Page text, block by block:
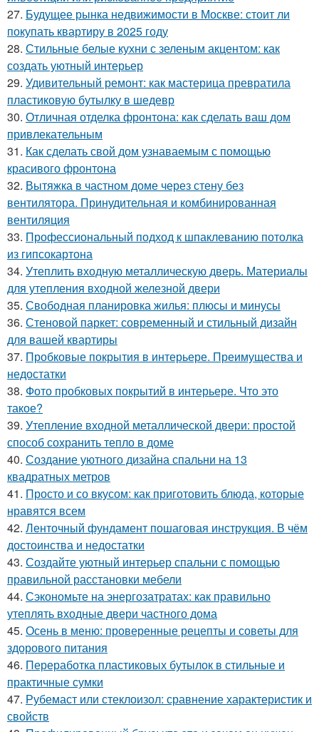
27. Будущее рынка недвижимости в Москве: стоит ли
покупать квартиру в 2025 году
28. Стильные белые кухни с зеленым акцентом: как
создать уютный интерьер
29. Удивительный ремонт: как мастерица превратила
пластиковую бутылку в шедевр
30. Отличная отделка фронтона: как сделать ваш дом
привлекательным
31. Как сделать свой дом узнаваемым с помощью
красивого фронтона
32. Вытяжка в частном доме через стену без
вентилятора. Принудительная и комбинированная
вентиляция
33. Профессиональный подход к шпаклеванию потолка
из гипсокартона
34. Утеплить входную металлическую дверь. Материалы
для утепления входной железной двери
35. Свободная планировка жилья: плюсы и минусы
36. Стеновой паркет: современный и стильный дизайн
для вашей квартиры
37. Пробковые покрытия в интерьере. Преимущества и
недостатки
38. Фото пробковых покрытий в интерьере. Что это
такое?
39. Утепление входной металлической двери: простой
способ сохранить тепло в доме
40. Создание уютного дизайна спальни на 13
квадратных метров
41. Просто и со вкусом: как приготовить блюда, которые
нравятся всем
42. Ленточный фундамент пошаговая инструкция. В чём
достоинства и недостатки
43. Создайте уютный интерьер спальни с помощью
правильной расстановки мебели
44. Сэкономьте на энергозатратах: как правильно
утеплять входные двери частного дома
45. Осень в меню: проверенные рецепты и советы для
здорового питания
46. Переработка пластиковых бутылок в стильные и
практичные сумки
47. Рубемаст или стеклоизол: сравнение характеристик и
свойств